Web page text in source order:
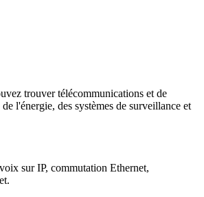
trouver télécommunications et de
l'énergie, des systèmes de surveillance et
sur IP, commutation Ethernet,